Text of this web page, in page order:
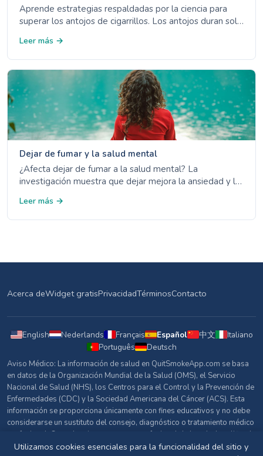
Aprende estrategias respaldadas por la ciencia para
superar los antojos de cigarrillos. Los antojos duran solo
manejo de desencadenantes.
Leer más →
Dejar de fumar y la salud mental
¿Afecta dejar de fumar a la salud mental? La
investigación muestra que dejar mejora la ansiedad y la
nicotina, el estrés y el bienestar mental.
Leer más →
Acerca deWidget gratisPrivacidadTérminosContacto
English Nederlands Français Español 中文
Italiano
Português
Deutsch
Aviso Médico: La información de salud en QuitSmokeApp.com se basa
en datos de la Organización Mundial de la Salud (OMS), el Servicio
Nacional de Salud (NHS), los Centros para el Control y la Prevención de
Enfermedades (CDC) y la Sociedad Americana del Cáncer (ACS). Esta
información se proporciona únicamente con fines educativos y no debe
considerarse un sustituto del consejo, diagnóstico o tratamiento médico
profesional. Consulta siempre con un profesional de la salud cualificado
sobre cualquier pregunta relacionada con tu salud.
Utilizamos cookies esenciales para la funcionalidad del sitio y